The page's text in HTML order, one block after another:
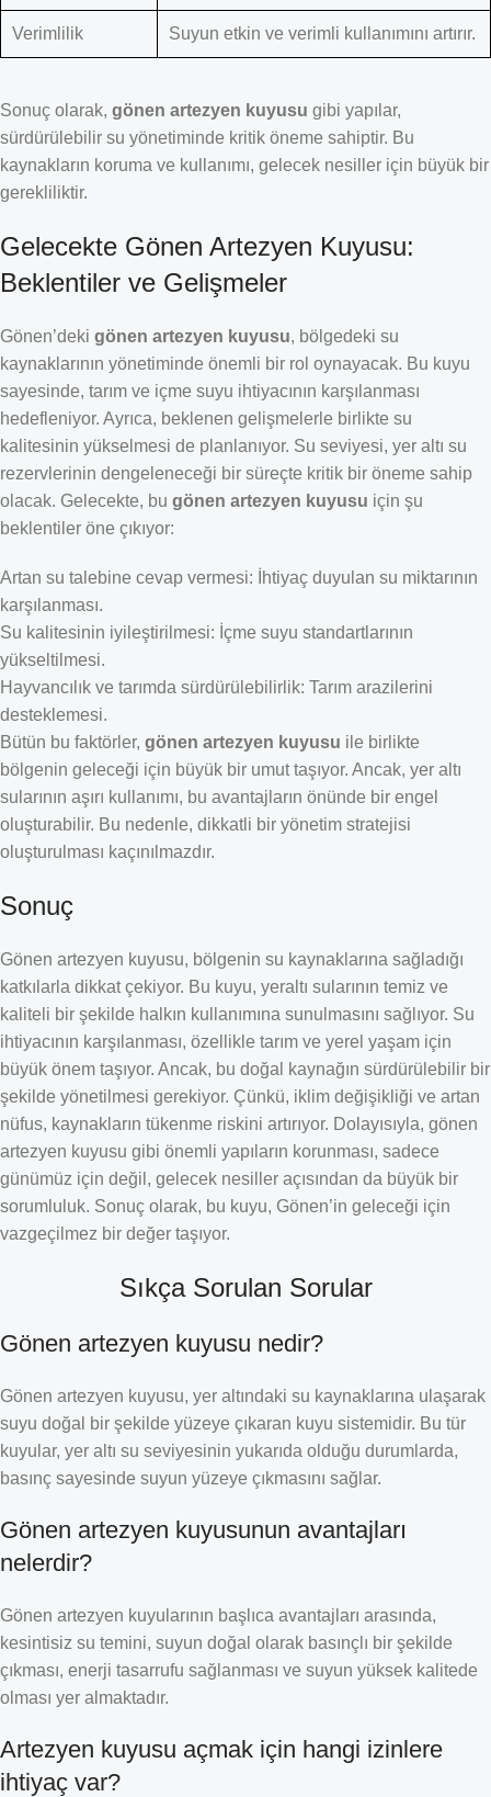
Verimlilik Suyun etkin ve verimli kullanımını artırır.
Sonuç olarak, gönen artezyen kuyusu gibi yapılar,
sürdürülebilir su yönetiminde kritik öneme sahiptir. Bu
kaynakların koruma ve kullanımı, gelecek nesiller için büyük bir
gerekliliktir.
Gelecekte Gönen Artezyen Kuyusu:
Beklentiler ve Gelişmeler
Gönen’deki gönen artezyen kuyusu, bölgedeki su
kaynaklarının yönetiminde önemli bir rol oynayacak. Bu kuyu
sayesinde, tarım ve içme suyu ihtiyacının karşılanması
hedefleniyor. Ayrıca, beklenen gelişmelerle birlikte su
kalitesinin yükselmesi de planlanıyor. Su seviyesi, yer altı su
rezervlerinin dengeleneceği bir süreçte kritik bir öneme sahip
olacak. Gelecekte, bu gönen artezyen kuyusu için şu
beklentiler öne çıkıyor:
Artan su talebine cevap vermesi: İhtiyaç duyulan su miktarının
karşılanması.
Su kalitesinin iyileştirilmesi: İçme suyu standartlarının
yükseltilmesi.
Hayvancılık ve tarımda sürdürülebilirlik: Tarım arazilerini
desteklemesi.
Bütün bu faktörler, gönen artezyen kuyusu ile birlikte
bölgenin geleceği için büyük bir umut taşıyor. Ancak, yer altı
sularının aşırı kullanımı, bu avantajların önünde bir engel
oluşturabilir. Bu nedenle, dikkatli bir yönetim stratejisi
oluşturulması kaçınılmazdır.
Sonuç
Gönen artezyen kuyusu, bölgenin su kaynaklarına sağladığı
katkılarla dikkat çekiyor. Bu kuyu, yeraltı sularının temiz ve
kaliteli bir şekilde halkın kullanımına sunulmasını sağlıyor. Su
ihtiyacının karşılanması, özellikle tarım ve yerel yaşam için
büyük önem taşıyor. Ancak, bu doğal kaynağın sürdürülebilir bir
şekilde yönetilmesi gerekiyor. Çünkü, iklim değişikliği ve artan
nüfus, kaynakların tükenme riskini artırıyor. Dolayısıyla, gönen
artezyen kuyusu gibi önemli yapıların korunması, sadece
günümüz için değil, gelecek nesiller açısından da büyük bir
sorumluluk. Sonuç olarak, bu kuyu, Gönen’in geleceği için
vazgeçilmez bir değer taşıyor.
Sıkça Sorulan Sorular
Gönen artezyen kuyusu nedir?
Gönen artezyen kuyusu, yer altındaki su kaynaklarına ulaşarak
suyu doğal bir şekilde yüzeye çıkaran kuyu sistemidir. Bu tür
kuyular, yer altı su seviyesinin yukarıda olduğu durumlarda,
basınç sayesinde suyun yüzeye çıkmasını sağlar.
Gönen artezyen kuyusunun avantajları
nelerdir?
Gönen artezyen kuyularının başlıca avantajları arasında,
kesintisiz su temini, suyun doğal olarak basınçlı bir şekilde
çıkması, enerji tasarrufu sağlanması ve suyun yüksek kalitede
olması yer almaktadır.
Artezyen kuyusu açmak için hangi izinlere
ihtiyaç var?